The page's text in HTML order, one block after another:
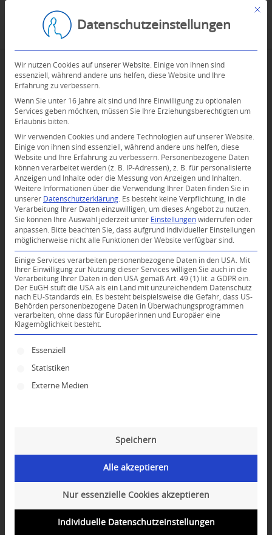
0
Dein Kommentar
An Diskussion beteiligen?
Hinterlassen Sie uns Ihren Kommentar!
Mit
Datenschutzeinstellungen
Wir nutzen Cookies auf unserer Website. Einige von ihnen sind
essenziell, während andere uns helfen, diese Website und Ihre
Erfahrung zu verbessern.
Wenn Sie unter 16 Jahre alt sind und Ihre Einwilligung zu optionalen
Services geben möchten, müssen Sie Ihre Erziehungsberechtigten um
Erlaubnis bitten.
Wir verwenden Cookies und andere Technologien auf unserer Website.
Einige von ihnen sind essenziell, während andere uns helfen, diese
Website und Ihre Erfahrung zu verbessern.
Personenbezogene Daten
können verarbeitet werden (z. B. IP-Adressen), z. B. für personalisierte
Anzeigen und Inhalte oder die Messung von Anzeigen und Inhalten.
Weitere Informationen über die Verwendung Ihrer Daten finden Sie in
unserer Datenschutzerklärung
Es besteht keine Verpflichtung, in die
Verarbeitung Ihrer Daten einzuwilligen, um dieses Angebot zu nutzen.
Sie können Ihre Auswahl jederzeit unter Einstellungen widerrufen oder
anpassen.
Bitte beachten Sie, dass aufgrund individueller Einstellungen
möglicherweise nicht alle Funktionen der Website verfügbar sind.
Einige Services verarbeiten personenbezogene Daten in den USA. Mit
Ihrer Einwilligung zur Nutzung dieser Services willigen Sie auch in die
Verarbeitung Ihrer Daten in den USA gemäß Art. 49 (1) lit. a GDPR ein.
Der EuGH stuft die USA als ein Land mit unzureichendem Datenschutz
nach EU-Standards ein. Es besteht beispielsweise die Gefahr, dass US-
Behörden personenbezogene Daten in Überwachungsprogrammen
verarbeiten, ohne dass für Europäerinnen und Europäer eine
Klagemöglichkeit besteht.
Es folgt eine Liste der Service-Gruppen, für die
Essenziell
Statistiken
Externe Medien
Speichern
Alle akzeptieren
Nur essenzielle Cookies akzeptieren
Individuelle Datenschutzeinstellungen